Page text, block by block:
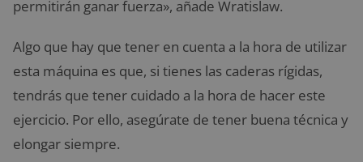
permitirán ganar fuerza», añade Wratislaw.
Algo que hay que tener en cuenta a la hora de utilizar
esta máquina es que, si tienes las caderas rígidas,
tendrás que tener cuidado a la hora de hacer este
ejercicio. Por ello, asegúrate de tener buena técnica y
elongar siempre.